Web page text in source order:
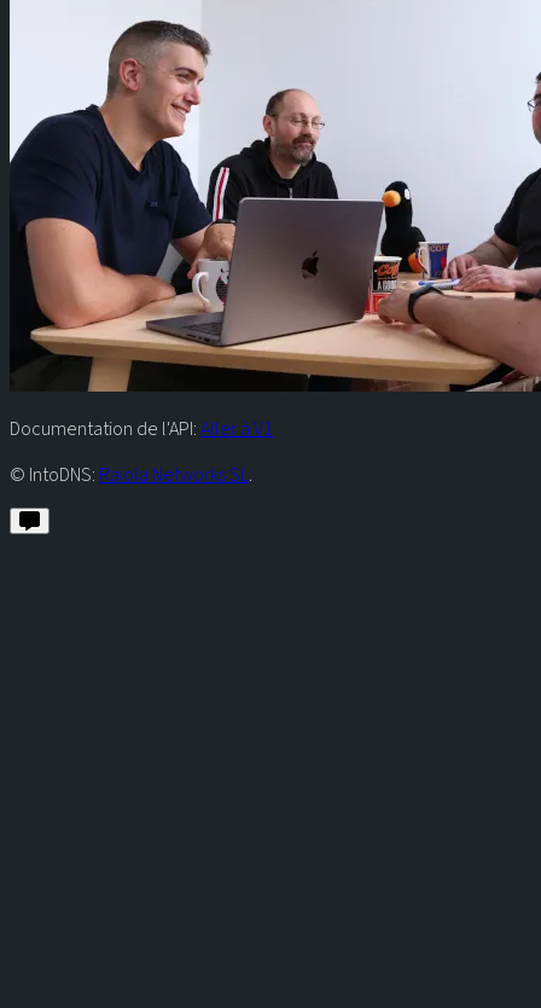
Documentation de l'API:Aller à V1
© IntoDNS: Raiola Networks SL.